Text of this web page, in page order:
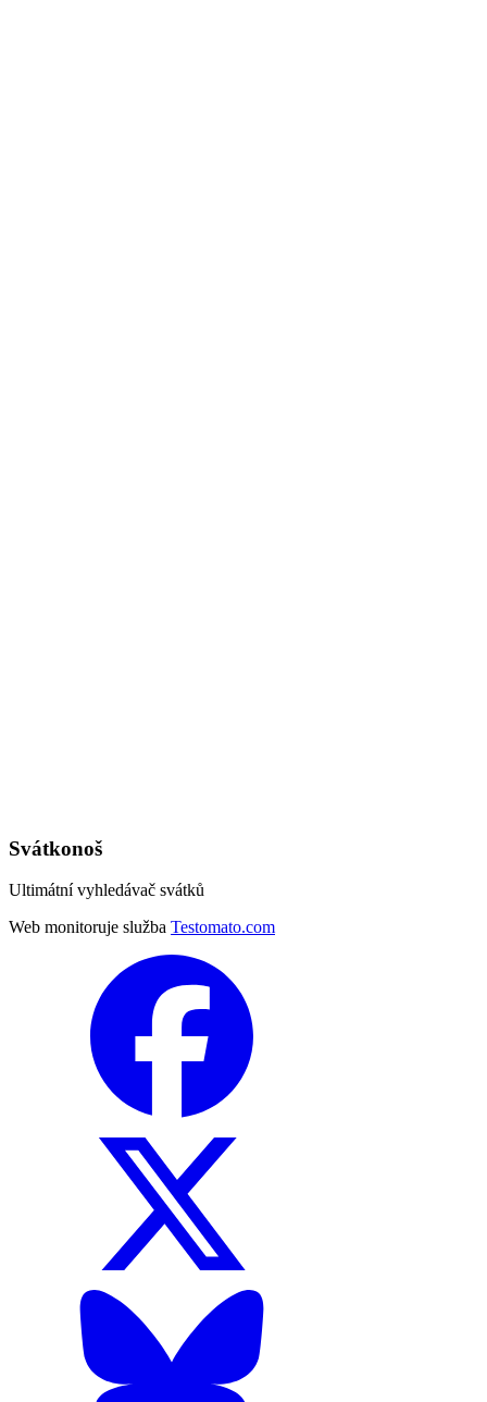
Svátkonoš
Ultimátní vyhledávač svátků
Web monitoruje služba Testomato.com